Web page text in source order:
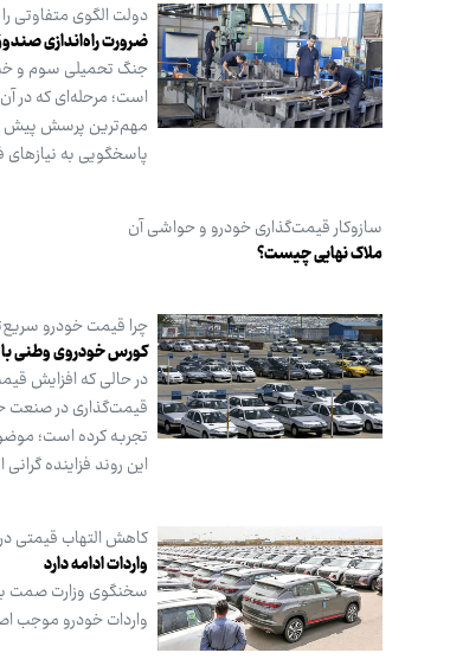
دولت الگوی متفاوتی
ضرورت راه‌اندازی
جنگ تحمیلی سوم و
است؛ مرحله‌ای که در
مهم‌ترین پرسش پیش
پاسخگویی به
سازوکار قیمت‌گذاری خودرو و حواشی آن
ملاک نهایی چیست؟
چرا قیمت خودرو
کورس خودروی وطنی با
در حالی که افزایش
قیمت‌گذاری در صنعت
تجربه کرده است؛
این روند فزاینده
کاهش التهاب قیمتی در
واردات ادامه دارد
سخنگوی وزارت صمت با
واردات خودرو موجب